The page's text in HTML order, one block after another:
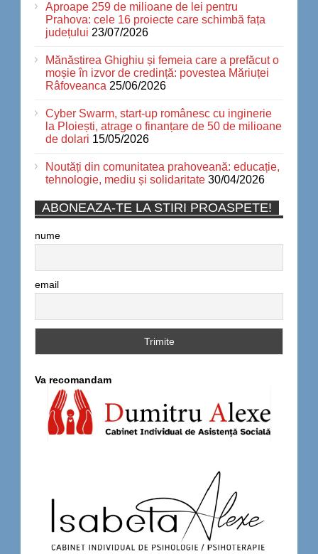
Aproape 259 de milioane de lei pentru
Prahova: cele 16 proiecte care schimbă fața
județului 23/07/2026
Mănăstirea Ghighiu și femeia care a prefăcut o
moșie în izvor de credință: povestea Măriuței
Râfoveanca 25/06/2026
Cyber Swarm, start-up românesc cu inginerie
la Ploiești, atrage o finanțare de 50 de milioane
de dolari 15/05/2026
Noutăți din comunitatea prahoveană: educație,
tehnologie, mediu și solidaritate 30/04/2026
ABONEAZA-TE LA STIRI PROASPETE!
nume
email
Va recomandam